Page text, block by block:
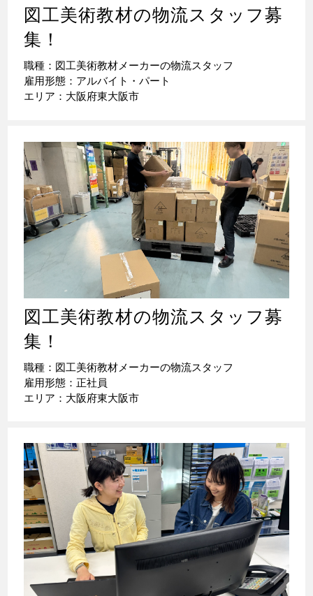
図工美術教材の物流スタッフ募
集！
職種：図工美術教材メーカーの物流スタッフ
雇用形態：アルバイト・パート
エリア：大阪府東大阪市
図工美術教材の物流スタッフ募
集！
職種：図工美術教材メーカーの物流スタッフ
雇用形態：正社員
エリア：大阪府東大阪市